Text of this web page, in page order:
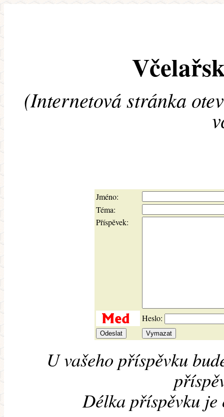
(Internetová stránka
Jméno:
Téma:
Příspěvek:
Heslo:
U vašeho příspěvku
Délka příspěvku je